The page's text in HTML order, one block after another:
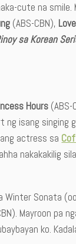
cute na smile.
(ABS-CBN),
sa Korean
Hours
isang singing
actress sa
nakakakilig
Winter Sonata
Mayroon pa
ko.